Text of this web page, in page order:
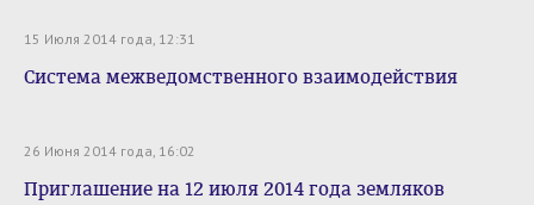
15 Июля 2014 года, 12:31
Система межведомственного взаимодействия
26 Июня 2014 года, 16:02
Приглашение на 12 июля 2014 года земляков